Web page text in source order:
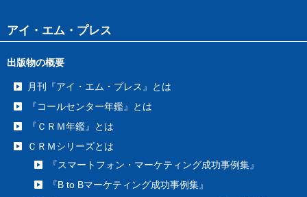
アイ・エム・プレス
出版物の概要
月刊『アイ・エム・プレス』とは
『コールセンター年鑑』とは
『ＣＲＭ年鑑』とは
ＣＲＭシリーズとは
『スマートフォン・マーケティング成功事例集』
『B to Bマーケティング成功事例集』